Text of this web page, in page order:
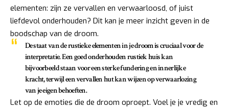
elementen: zijn ze vervallen en verwaarloosd, of juist
liefdevol onderhouden? Dit kan je meer inzicht geven in de
boodschap van de droom.
De staat van de rustieke elementen in je droom is cruciaal voor de
interpretatie. Een goed onderhouden rustiek huis kan
bijvoorbeeld staan voor een sterke fundering en innerlijke
kracht, terwijl een vervallen hut kan wijzen op verwaarlozing
van je eigen behoeften.
Let op de emoties die de droom oproept. Voel je je vredig en